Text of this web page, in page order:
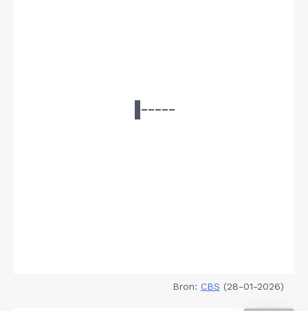
Bron: CBS (28-01-2026)